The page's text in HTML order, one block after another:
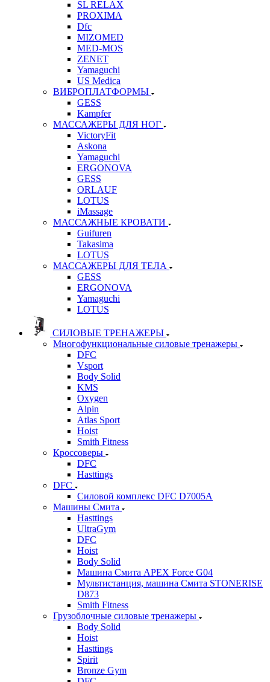
SL RELAX
PROXIMA
Dfc
MIZOMED
MED-MOS
ZENET
Yamaguchi
US Medica
ВИБРОПЛАТФОРМЫ
GESS
Kampfer
МАССАЖЕРЫ ДЛЯ НОГ
VictoryFit
Askona
Yamaguchi
ERGONOVA
GESS
ORLAUF
LOTUS
iMassage
МАССАЖНЫЕ КРОВАТИ
Guifuren
Takasima
LOTUS
МАССАЖЕРЫ ДЛЯ ТЕЛА
GESS
ERGONOVA
Yamaguchi
LOTUS
СИЛОВЫЕ ТРЕНАЖЕРЫ
Многофункциональные силовые тренажеры
DFC
Vsport
Body Solid
KMS
Oxygen
Alpin
Atlas Sport
Hoist
Smith Fitness
Кроссоверы
DFC
Hasttings
DFC
Силовой комплекс DFC D7005A
Машины Смита
Hasttings
UltraGym
DFC
Hoist
Body Solid
Машина Смита APEX Force G04
Мультистанция, машина Смита STONERISE
D873
Smith Fitness
Грузоблочные силовые тренажеры
Body Solid
Hoist
Hasttings
Spirit
Bronze Gym